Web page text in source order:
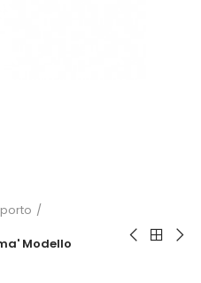
Modello